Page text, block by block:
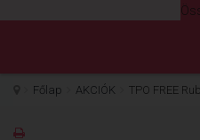
Főlap AKCIÓK TPO FREE